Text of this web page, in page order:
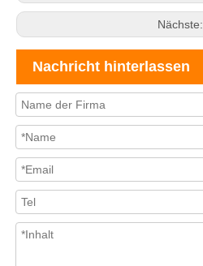
Nächste:
Nachricht hinterlassen